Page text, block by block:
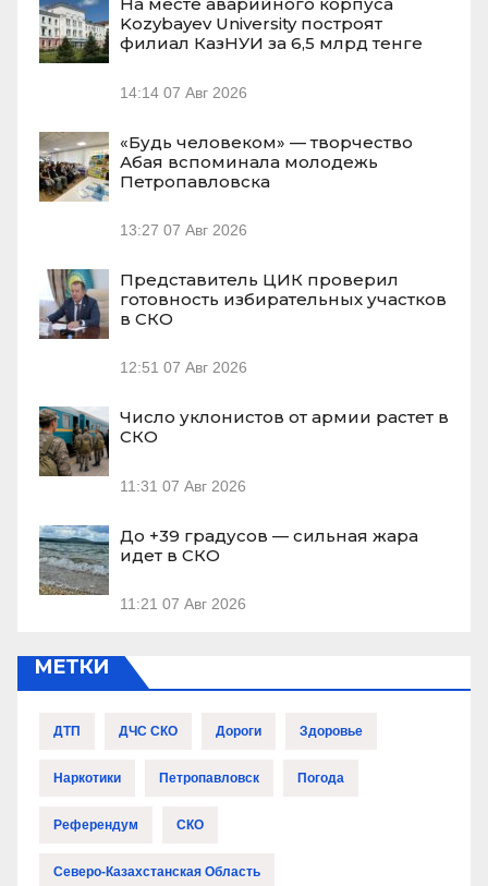
На месте аварийного корпуса
Kozybayev University построят
филиал КазНУИ за 6,5 млрд тенге
14:14 07 Авг 2026
«Будь человеком» — творчество
Абая вспоминала молодежь
Петропавловска
13:27 07 Авг 2026
Представитель ЦИК проверил
готовность избирательных участков
в СКО
12:51 07 Авг 2026
Число уклонистов от армии растет в
СКО
11:31 07 Авг 2026
До +39 градусов — сильная жара
идет в СКО
11:21 07 Авг 2026
МЕТКИ
ДТП ДЧС СКО Дороги Здоровье
Наркотики Петропавловск Погода
Референдум СКО
Северо-Казахстанская Область